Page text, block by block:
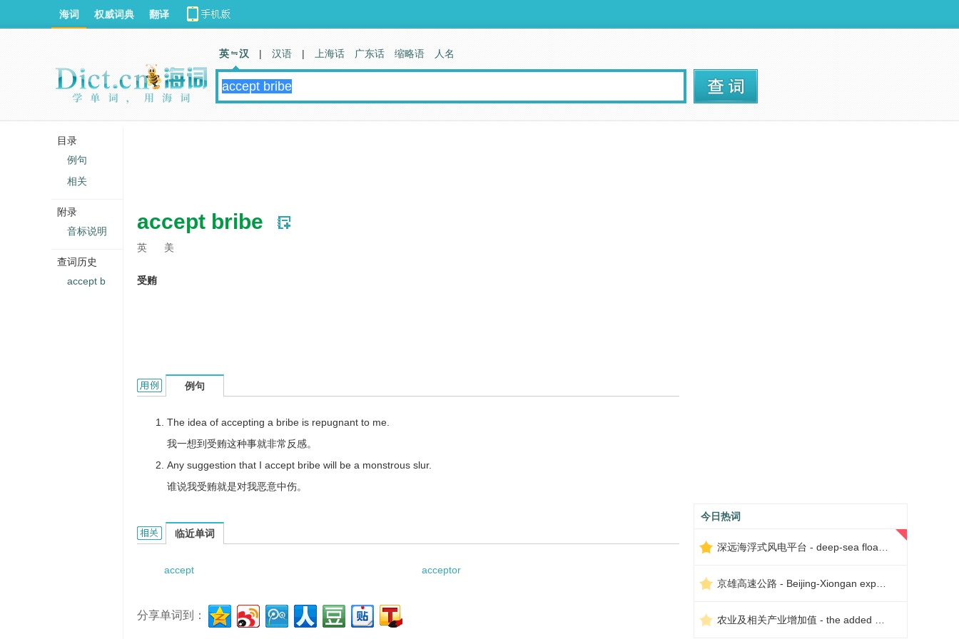
accept bribe
英 美
受贿
accept bribe的用法和样例：
例句
The idea of accepting a bribe is repugnant to me.
我一想到受贿这种事就非常反感。
Any suggestion that I accept bribe will be a monstrous slur.
谁说我受贿就是对我恶意中伤。
accept bribe的相关资料：
临近单词
accept acceptor
分享单词到：
今日热词
海词 权威词典 翻译
英 汉 | 汉语 | 上海话 广东话 缩略语 人名
目录
例句
相关
附录
音标说明
查词历史
accept b